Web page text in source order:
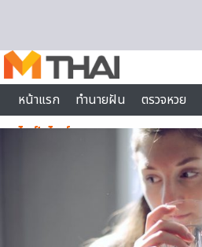
หน้าแรก
ทำนายฝัน ตรวจหวย
ไลฟ์สไตล์